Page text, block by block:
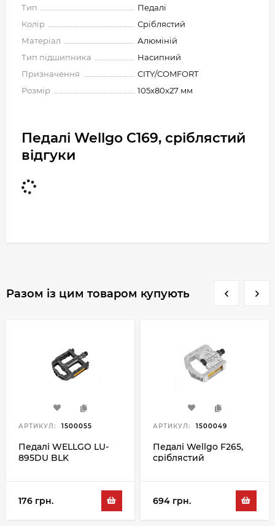
Тип
Педалі
Колір
Сріблястий
Матеріал
Алюміній
Тип підшипника
Насипний
Призначення
CITY/COMFORT
Розмір
105x80x27 мм
Педалі Wellgo C169, сріблястий
відгуки
Разом із цим товаром купують
АРТИКУЛ: 1500055
Педалі WELLGO LU-
895DU BLK
176 грн.
АРТИКУЛ: 1500049
Педалі Wellgo F265,
сріблястий
694 грн.